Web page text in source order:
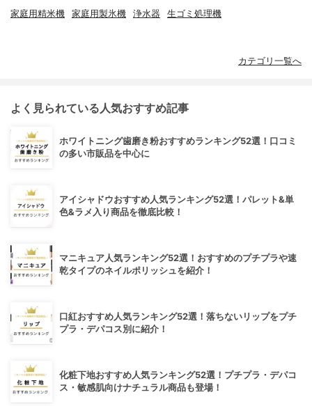
家庭用精米機 家庭用製氷機 浄水器 生ゴミ処理機
カテゴリ一覧へ
よく見られている人気おすすめ記事
ホワイトニング歯磨き粉おすすめランキング52選！口コミ
の多い市販品を中心に
アイシャドウおすすめ人気ランキング52選！パレット&単
色&ラメ入り商品を徹底比較！
マニキュア人気ランキング52選！おすすめのプチプラや速
乾タイプのネイルポリッシュを紹介！
口紅おすすめ人気ランキング52選！落ちないリップをプチ
プラ・デパコス別に紹介！
化粧下地おすすめ人気ランキング52選！プチプラ・デパコ
ス・敏感肌向けナチュラル商品も登場！